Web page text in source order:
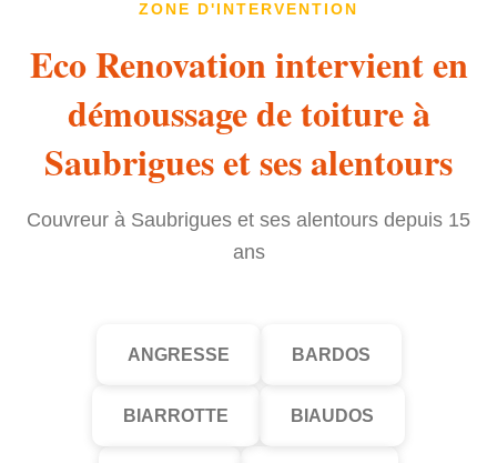
ZONE D'INTERVENTION
Eco Renovation intervient en
démoussage de toiture à
Saubrigues et ses alentours
Couvreur à Saubrigues et ses alentours depuis 15
ans
ANGRESSE BARDOS
BIARROTTE BIAUDOS